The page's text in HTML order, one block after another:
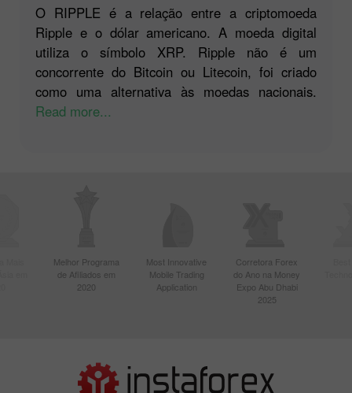
O RIPPLE é a relação entre a criptomoeda
Ripple e o dólar americano. A moeda digital
utiliza o símbolo XRP. Ripple não é um
concorrente do Bitcoin ou Litecoin, foi criado
como uma alternativa às moedas nacionais.
Read more...
Melhor Programa
de Afiliados em
2020
Most Innovative
Mobile Trading
Application
Corretora Forex
do Ano na Money
Expo Abu Dhabi
2025